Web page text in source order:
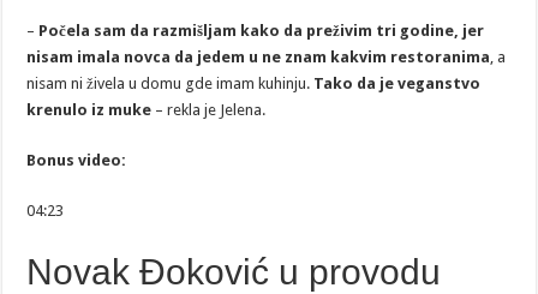
– Počela sam da razmišljam kako da preživim tri godine, jer
nisam imala novca da jedem u ne znam kakvim restoranima, a
nisam ni živela u domu gde imam kuhinju. Tako da je veganstvo
krenulo iz muke – rekla je Jelena.
Bonus video:
04:23
Novak Đoković u provodu